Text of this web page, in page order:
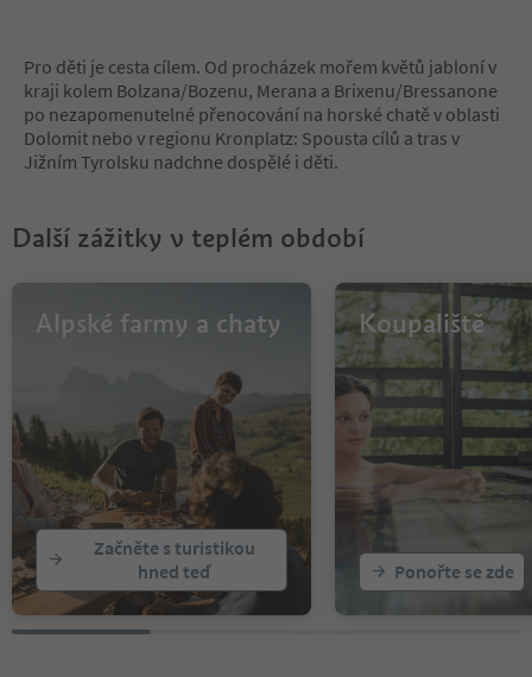
10
11
12
13
14
17
19
24
25
26
28
29
30
31
32
33
Pro děti je cesta cílem. Od procházek mořem květů jabloní v
kraji kolem Bolzana/Bozenu, Merana a Brixenu/Bressanone
po nezapomenutelné přenocování na horské chatě v oblasti
Dolomit nebo v regionu Kronplatz: Spousta cílů a tras v
Jižním Tyrolsku nadchne dospělé i děti.
Další zážitky v teplém období
Alpské farmy a chaty
Začněte s turistikou
hned teď
Koupaliště
Ponořte se zde